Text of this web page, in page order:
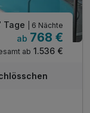
Tage | 6 Nächte
ab 768 €
ab 1.536 €